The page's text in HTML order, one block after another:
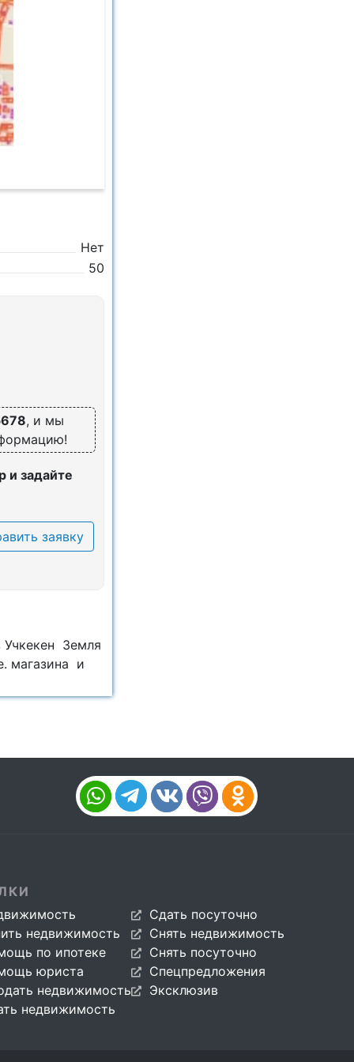
Нет
50
, и мы
и задайте
заявку
Учкекен Земля
магазина и
недвижимость
по ипотеке
юриста
недвижимость
недвижимость
Сдать посуточно
Снять недвижимость
Снять посуточно
Спецпредложения
Эксклюзив